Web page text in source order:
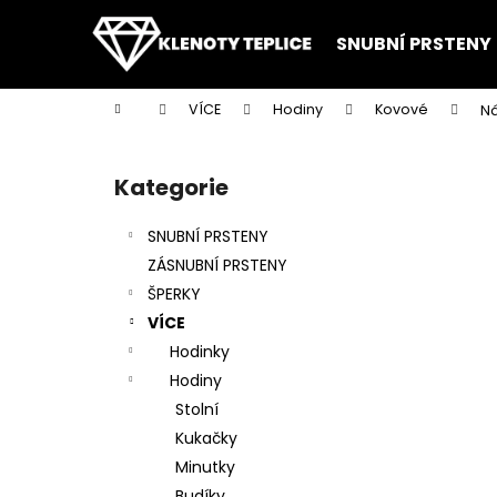
SNUBNÍ PRSTENY
Domů VÍCE Hodiny Kovové
Přeskočit
kategorie
Kategorie
SNUBNÍ PRSTENY
ZÁSNUBNÍ PRSTENY
ŠPERKY
VÍCE
Hodinky
Hodiny
Stolní
Kukačky
Minutky
í
Zpět
do
Zpět
do